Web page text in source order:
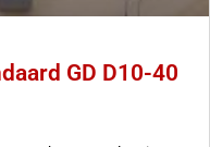
GD D10-40